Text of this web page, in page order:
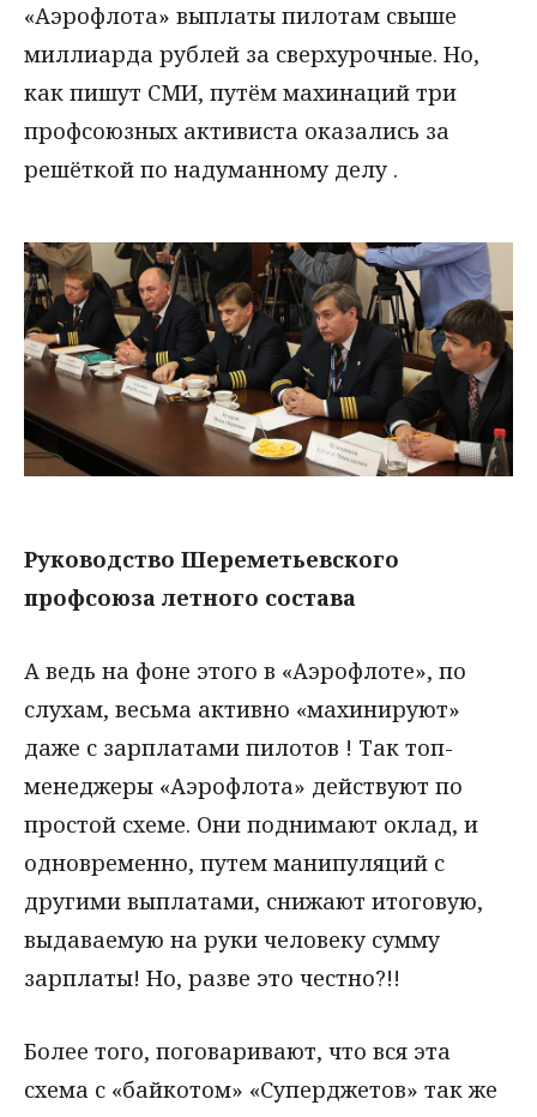
«Аэрофлота» выплаты пилотам свыше
миллиарда рублей за сверхурочные. Но,
как пишут СМИ, путём махинаций три
профсоюзных активиста оказались за
решёткой по надуманному делу .
Руководство Шереметьевского
профсоюза летного состава
А ведь на фоне этого в «Аэрофлоте», по
слухам, весьма активно «махинируют»
даже с зарплатами пилотов ! Так топ-
менеджеры «Аэрофлота» действуют по
простой схеме. Они поднимают оклад, и
одновременно, путем манипуляций с
другими выплатами, снижают итоговую,
выдаваемую на руки человеку сумму
зарплаты! Но, разве это честно?!!
Более того, поговаривают, что вся эта
схема с «байкотом» «Суперджетов» так же